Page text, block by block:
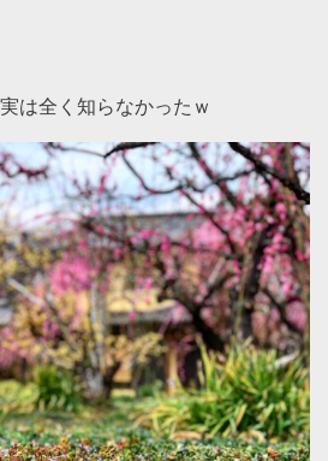
は全く知らなかったｗ